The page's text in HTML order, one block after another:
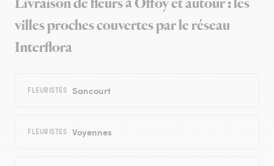
villes proches couvertes par le réseau
Interflora
FLEURISTES Sancourt
FLEURISTES Voyennes